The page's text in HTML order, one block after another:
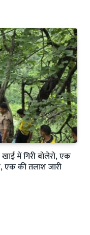
खाई में गिरी बोलेरो, एक
एक की तलाश जारी